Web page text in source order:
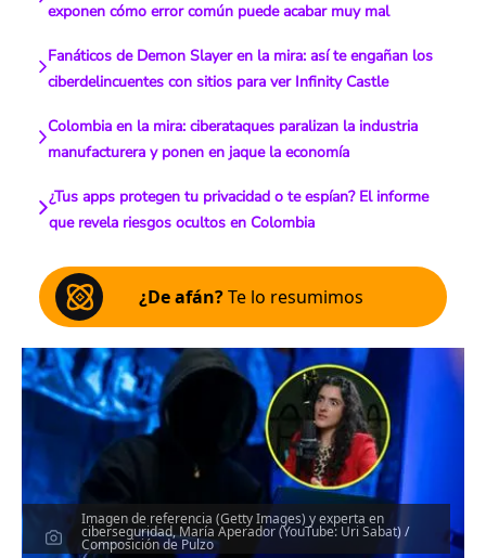
exponen cómo error común puede acabar muy mal
Fanáticos de Demon Slayer en la mira: así te engañan los
ciberdelincuentes con sitios para ver Infinity Castle
Colombia en la mira: ciberataques paralizan la industria
manufacturera y ponen en jaque la economía
¿Tus apps protegen tu privacidad o te espían? El informe
que revela riesgos ocultos en Colombia
¿De afán?Te lo resumimos
Imagen de referencia (Getty Images) y experta en
ciberseguridad, María Aperador (YouTube: Uri Sabat) /
Composición de Pulzo